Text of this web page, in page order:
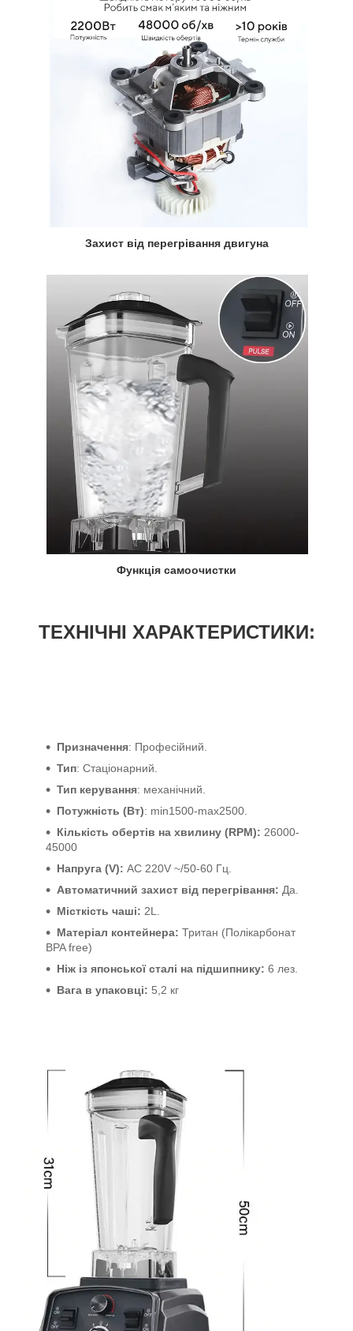
Захист від перегрівання двигуна
Функція самоочистки
ТЕХНІЧНІ ХАРАКТЕРИСТИКИ:
Призначення: Професійний.
Тип: Стаціонарний.
Тип керування: механічний.
Потужність (Вт): min1500-max2500.
Кількість обертів на хвилину (RPM): 26000-
45000
Напруга (V): AC 220V ~/50-60 Гц.
Автоматичний захист від перегрівання: Да.
Місткість чаші: 2L.
Матеріал контейнера: Тритан (Полікарбонат
BPA free)
Ніж із японської сталі на підшипнику: 6 лез.
Вага в упаковці: 5,2 кг